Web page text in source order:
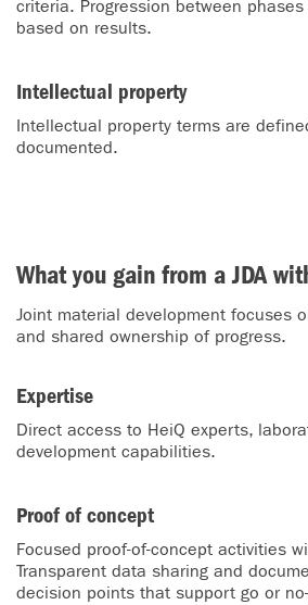
criteria. Progression between
based on results.
Intellectual property
Intellectual property terms are
documented.
What you gain from a JDA
Joint material development focuses
and shared ownership of progress.
Expertise
Direct access to HeiQ experts,
development capabilities.
Proof of concept
Focused proof-of-concept activities
Transparent data sharing and
decision points that support go or